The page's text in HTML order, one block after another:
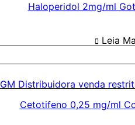
Haloperidol 2mg/ml
Leia
Cetotifeno 0,25 mg/ml